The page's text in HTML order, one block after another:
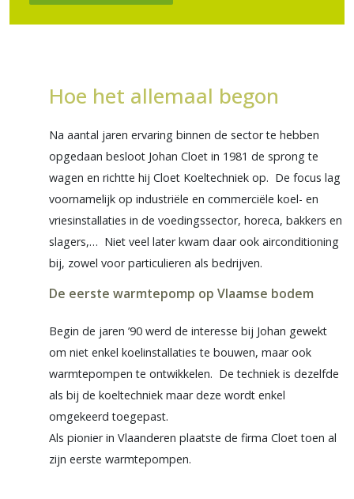
Hoe het allemaal begon
Na aantal jaren ervaring binnen de sector te hebben
opgedaan besloot Johan Cloet in 1981 de sprong te
wagen en richtte hij Cloet Koeltechniek op. De focus lag
voornamelijk op industriële en commerciële koel- en
vriesinstallaties in de voedingssector, horeca, bakkers en
slagers,… Niet veel later kwam daar ook airconditioning
bij, zowel voor particulieren als bedrijven.
De eerste warmtepomp op Vlaamse bodem
Begin de jaren ’90 werd de interesse bij Johan gewekt
om niet enkel koelinstallaties te bouwen, maar ook
warmtepompen te ontwikkelen. De techniek is dezelfde
als bij de koeltechniek maar deze wordt enkel
omgekeerd toegepast.
Als pionier in Vlaanderen plaatste de firma Cloet toen al
zijn eerste warmtepompen.